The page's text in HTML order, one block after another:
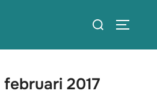
Zoek
februari 2017